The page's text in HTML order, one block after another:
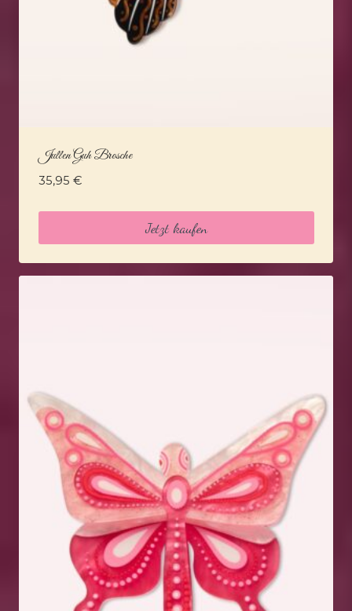
Jullen Guh Brosche
35,95 €
Jetzt kaufen